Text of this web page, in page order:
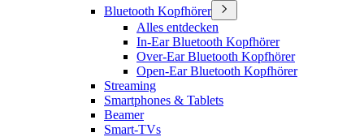
Bluetooth Kopfhörer
Alles entdecken
In-Ear Bluetooth Kopfhörer
Over-Ear Bluetooth Kopfhörer
Open-Ear Bluetooth Kopfhörer
Streaming
Smartphones & Tablets
Beamer
Smart-TVs